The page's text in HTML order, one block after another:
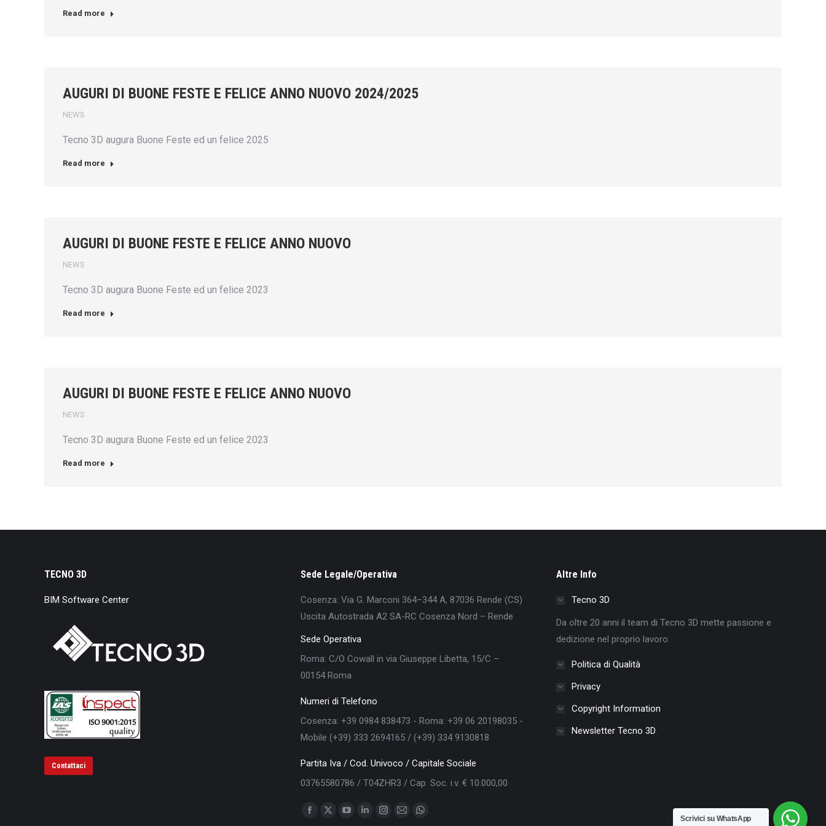
Read more
AUGURI DI BUONE FESTE E FELICE ANNO NUOVO 2024/2025
NEWS
Tecno 3D augura Buone Feste ed un felice 2025
Read more
AUGURI DI BUONE FESTE E FELICE ANNO NUOVO
NEWS
Tecno 3D augura Buone Feste ed un felice 2023
Read more
AUGURI DI BUONE FESTE E FELICE ANNO NUOVO
NEWS
Tecno 3D augura Buone Feste ed un felice 2023
Read more
TECNO 3D
BIM Software Center
Contattaci
Sede Legale/Operativa
Cosenza: Via G. Marconi 364–344 A, 87036 Rende (CS)
Uscita Autostrada A2 SA-RC Cosenza Nord – Rende
Sede Operativa
Roma: C/O Cowall in via Giuseppe Libetta, 15/C –
00154 Roma
Numeri di Telefono
Cosenza: +39 0984 838473 - Roma: +39 06 20198035 -
Mobile (+39) 333 2694165 / (+39) 334 9130818
Partita Iva / Cod. Univoco / Capitale Sociale
03765580786 / T04ZHR3 / Cap. Soc. i.v. € 10.000,00
Find us on:
Facebook
X YouTubeLinkedinInstagram
Mail Whatsapp
Altre Info
Tecno 3D
Da oltre 20 anni il team di Tecno 3D mette passione e
dedizione nel proprio lavoro.
Politica di Qualità
Privacy
Copyright Information
Newsletter Tecno 3D
Scrivici su WhatsApp